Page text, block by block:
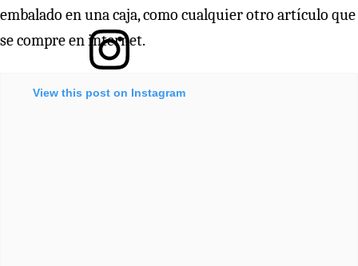
View this post on Instagram
embalado en una caja, como cualquier otro artículo que
se compre en internet.